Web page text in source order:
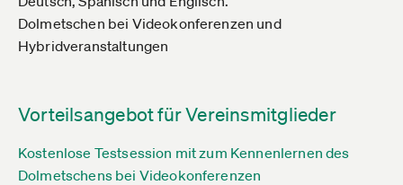
Dolmetschen bei Videokonferenzen und
Hybridveranstaltungen
Vorteilsangebot für Vereinsmitglieder
Kostenlose Testsession mit zum Kennenlernen des
Dolmetschens bei Videokonferenzen